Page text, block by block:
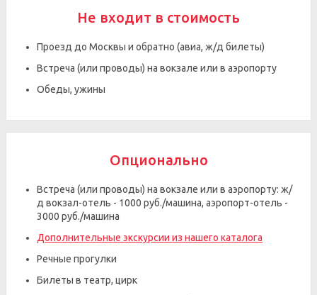
Не входит в стоимость
Проезд до Москвы и обратно (авиа, ж/д билеты)
Встреча (или проводы) на вокзале или в аэропорту
Обеды, ужины
Опционально
Встреча (или проводы) на вокзале или в аэропорту: ж/
д вокзал-отель - 1000 руб./машина, аэропорт-отель -
3000 руб./машина
Дополнительные экскурсии из нашего каталога
Речные прогулки
Билеты в театр, цирк